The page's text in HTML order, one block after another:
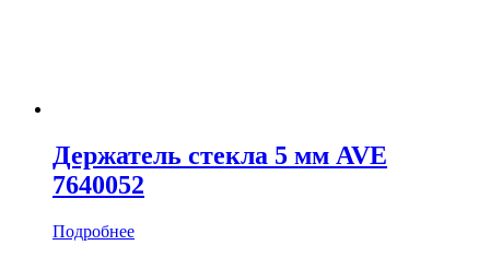
Держатель стекла 5 мм AVE
7640052
Подробнее